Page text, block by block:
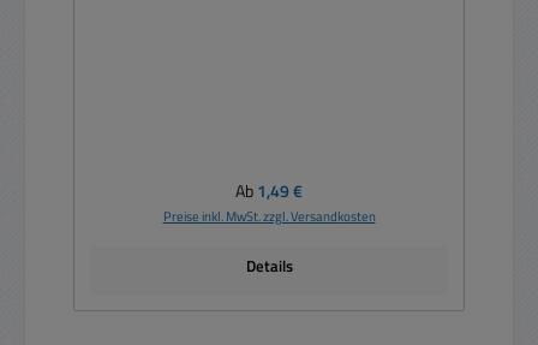
Regulärer Preis:
Ab1,49 €
Preise inkl. MwSt. zzgl. Versandkosten
Details